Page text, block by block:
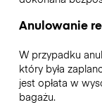
Anulowanie
W przypadku
który była
jest opłata w
bagażu.